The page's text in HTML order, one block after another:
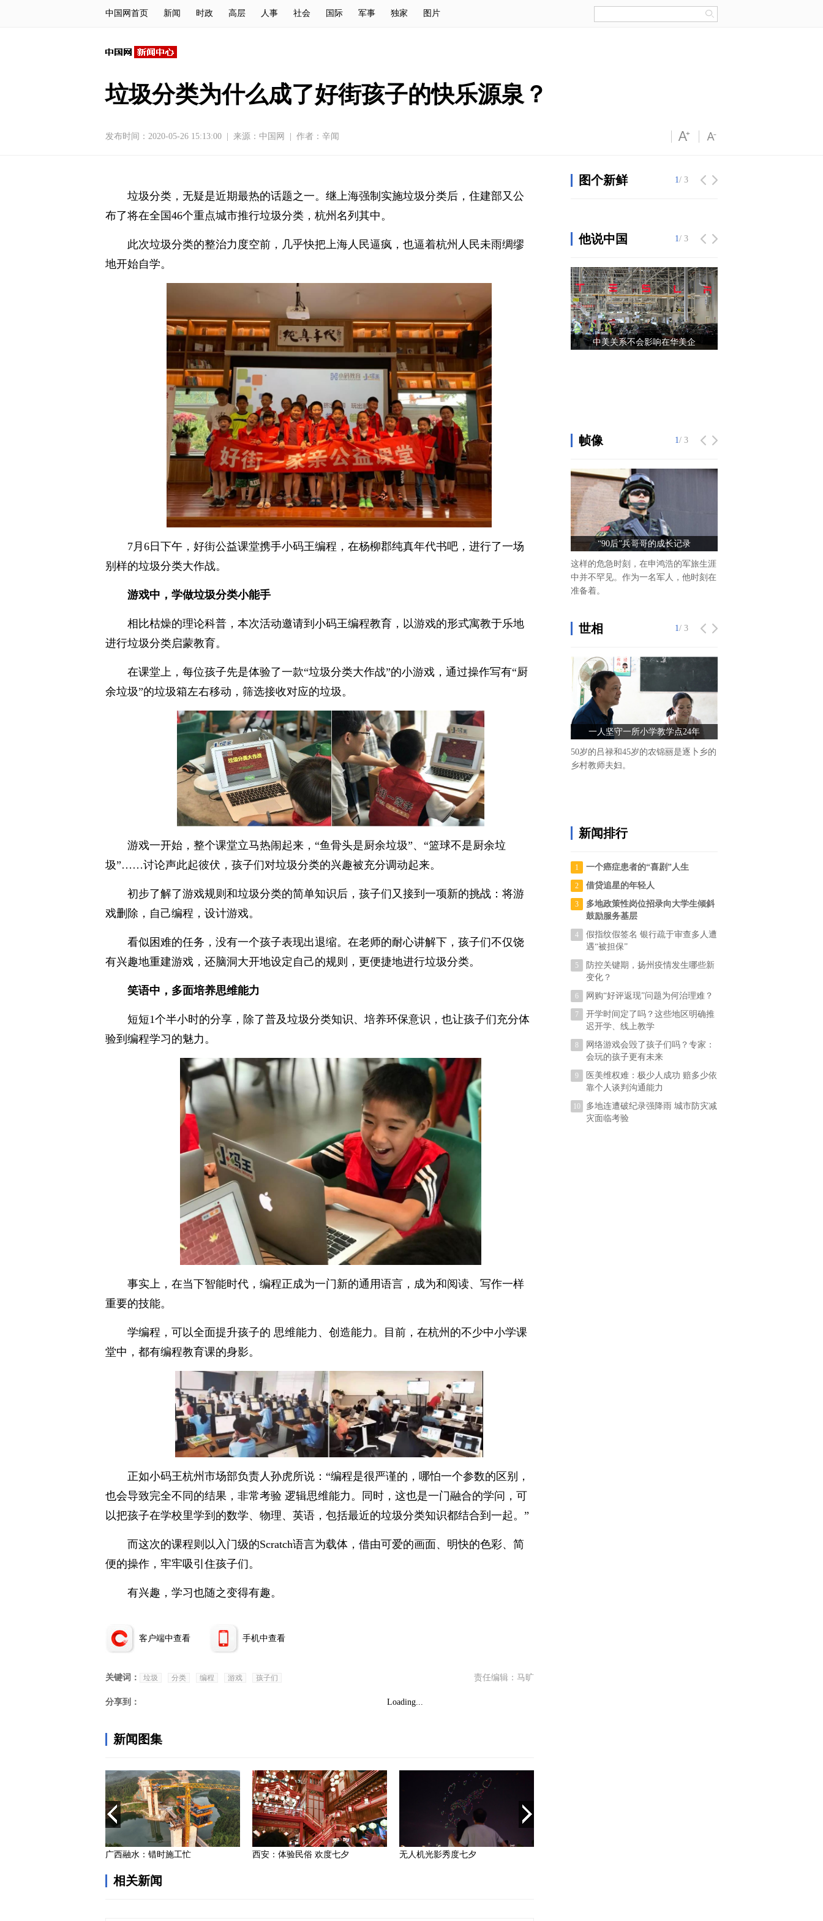
中国网首页 新闻 时政 高层 人事 社会 国际 军事 独家 图片
垃圾分类为什么成了好街孩子的快乐源泉？
发布时间：2020-05-26 15:13:00 来源： 中国网 作者：辛闻
垃圾分类，无疑是近期最热的话题之一。继上海强制实施垃圾分类后，住建部又公
布了将在全国46个重点城市推行垃圾分类，杭州名列其中。
此次垃圾分类的整治力度空前，几乎快把上海人民逼疯，也逼着杭州人民未雨绸缪
地开始自学。
7月6日下午，好街公益课堂携手小码王编程，在杨柳郡纯真年代书吧，进行了一场
别样的垃圾分类大作战。
游戏中，学做垃圾分类小能手
相比枯燥的理论科普，本次活动邀请到小码王编程教育，以游戏的形式寓教于乐地
进行垃圾分类启蒙教育。
在课堂上，每位孩子先是体验了一款“垃圾分类大作战”的小游戏，通过操作写有“厨
余垃圾”的垃圾箱左右移动，筛选接收对应的垃圾。
游戏一开始，整个课堂立马热闹起来，“鱼骨头是厨余垃圾”、“篮球不是厨余垃
圾”……讨论声此起彼伏，孩子们对垃圾分类的兴趣被充分调动起来。
初步了解了游戏规则和垃圾分类的简单知识后，孩子们又接到一项新的挑战：将游
戏删除，自己编程，设计游戏。
看似困难的任务，没有一个孩子表现出退缩。在老师的耐心讲解下，孩子们不仅饶
有兴趣地重建游戏，还脑洞大开地设定自己的规则，更便捷地进行垃圾分类。
笑语中，多面培养思维能力
短短1个半小时的分享，除了普及垃圾分类知识、培养环保意识，也让孩子们充分体
验到编程学习的魅力。
事实上，在当下智能时代，编程正成为一门新的通用语言，成为和阅读、写作一样
重要的技能。
学编程，可以全面提升孩子的 思维能力、创造能力。目前，在杭州的不少中小学课
堂中，都有编程教育课的身影。
正如小码王杭州市场部负责人孙虎所说：“编程是很严谨的，哪怕一个参数的区别，
也会导致完全不同的结果，非常考验 逻辑思维能力。同时，这也是一门融合的学问，可
以把孩子在学校里学到的数学、物理、英语，包括最近的垃圾分类知识都结合到一起。”
而这次的课程则以入门级的Scratch语言为载体，借由可爱的画面、明快的色彩、简
便的操作，牢牢吸引住孩子们。
有兴趣，学习也随之变得有趣。
客户端中查看 手机中查看
关键词： 垃圾 分类 编程 游戏 孩子们 责任编辑：马旷
分享到： Loading...
相关新闻